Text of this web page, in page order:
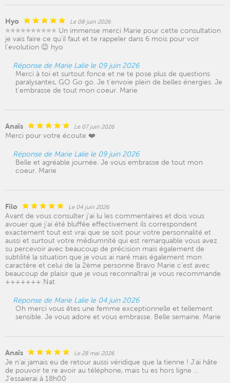
Hyo Le 08 juin 2026
⭐️⭐️⭐️⭐️⭐️⭐️⭐️⭐️⭐️⭐️ Un immense merci Marie pour cette consultation
je vais faire ce qu’il faut et te rappeler dans 6 mois pour voir
l’evolution 😉 hyo
Réponse de Marie Lalie le 09 juin 2026
Merci à toi et surtout fonce et ne te pose plus de questions
paralysantes, GO Go go. Je t'envoie plein de belles énergies. Je
t'embrasse de tout mon coeur. Marie
Anaïs Le 07 juin 2026
Merci pour votre écoute ❤️
Réponse de Marie Lalie le 09 juin 2026
Belle et agréable journée. Je vous embrasse de tout mon
coeur. Marie
Filo Le 04 juin 2026
Avant de vous consulter j'ai lu les commentaires et dois vous
avouer que j'ai été bluffée effectivement ils correspondent
exactement tout est vrai que se soit pour votre personnalité et
aussi et surtout votre médiumnité qui est remarquable vous avez
su percevoir avec beaucoup de précision mais également de
subtilité la situation que je vous ai naré mais également mon
caractère et celui de la 2ème personne Bravo Marie c'est avec
beaucoup de plaisir que je vous reconnaîtrai je vous recommande
+++++++ Nat
Réponse de Marie Lalie le 04 juin 2026
Oh merci vous êtes une femme exceptionnelle et tellement
sensible. Je vous adore et vous embrasse. Belle semaine. Marie
Anaïs Le 28 mai 2026
Je n’ai jamais eu de retour aussi véridique que la tienne ! J’ai hâte
de pouvoir te re avoir au téléphone, mais tu es hors ligne …
J’essaierai à 18h00